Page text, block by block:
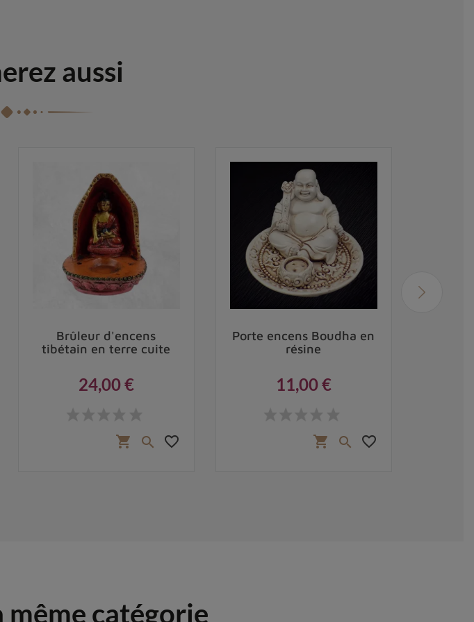
aussi
Brûleur d'encens
tibétain en terre cuite
24,00 €
shopping_cart  favorite_border
Porte encens Boudha en
résine
11,00 €
shopping_cart  favorite_border
même catégorie